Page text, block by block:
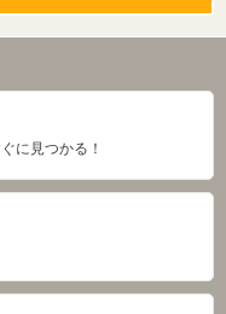
に見つかる！